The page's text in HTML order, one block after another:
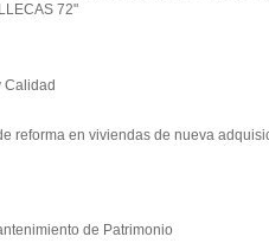
72"
Calidad
reforma en viviendas de nueva
de Patrimonio